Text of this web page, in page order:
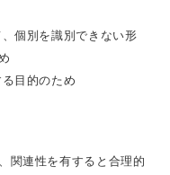
個別を識別できない形
目的のため
関連性を有すると合理的